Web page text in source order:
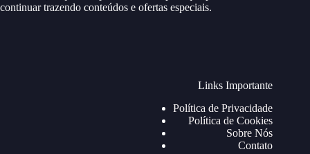
continuar trazendo conteúdos e ofertas especiais.
Links Importante
Política de Privacidade
Política de Cookies
Sobre Nós
Contato